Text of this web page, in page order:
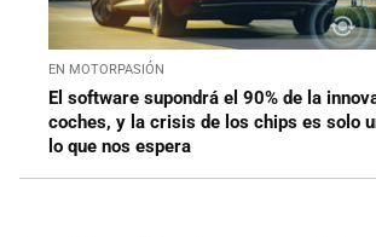
EN MOTORPASIÓN
El software supondrá el 90% de la
coches, y la crisis de los chips es solo
lo que nos espera